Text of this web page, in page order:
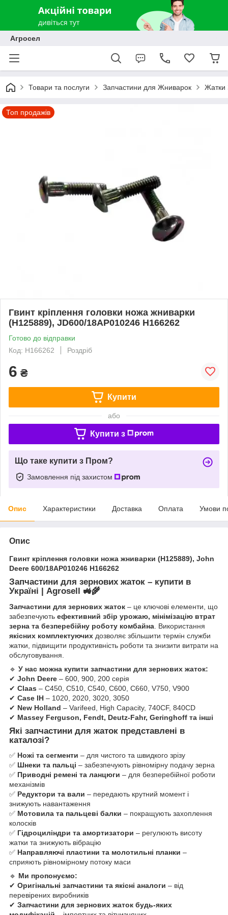
Агросел
Товари та послуги Запчастини для Жниварок Жатки
Топ продажів
Гвинт кріплення головки ножа жниварки
(H125889), JD600/18AP010246 H166262
Готово до відправки
Код: H166262
Роздріб
6 ₴
Купити
або
Купити з
Що таке купити з Пром?
Замовлення під захистом
Опис Характеристики Доставка Оплата Умови
Опис
Гвинт кріплення головки ножа жниварки (H125889), John
Deere 600/18AP010246 H166262
Запчастини для зернових жаток – купити в
Україні | Agrosell 🚜🌾
Запчастини для зернових жаток – це ключові елементи, що
забезпечують ефективний збір урожаю, мінімізацію втрат
зерна та безперебійну роботу комбайна . Використання
якісних комплектуючих дозволяє збільшити термін служби
жатки, підвищити продуктивність роботи та знизити витрати на
обслуговування.
🔹 У нас можна купити запчастини для зернових жаток:
✔ John Deere – 600, 900, 200 серія
✔ Claas – C450, C510, C540, C600, C660, V750, V900
✔ Case IH – 1020, 2020, 3020, 3050
✔ New Holland – Varifeed, High Capacity, 740CF, 840CD
✔ Massey Ferguson, Fendt, Deutz-Fahr, Geringhoff та інші
Які запчастини для жаток представлені в
каталозі?
✅ Ножі та сегменти – для чистого та швидкого зрізу
✅ Шнеки та пальці – забезпечують рівномірну подачу зерна
✅ Приводні ремені та ланцюги – для безперебійної роботи
механізмів
✅ Редуктори та вали – передають крутний момент і
знижують навантаження
✅ Мотовила та пальцеві балки – покращують захоплення
колосків
✅ Гідроциліндри та амортизатори – регулюють висоту
жатки та знижують вібрацію
✅ Направляючі пластини та молотильні планки –
сприяють рівномірному потоку маси
🔹 Ми пропонуємо:
✔ Оригінальні запчастини та якісні аналоги – від
перевірених виробників
✔ Запчастини для зернових жаток будь-яких